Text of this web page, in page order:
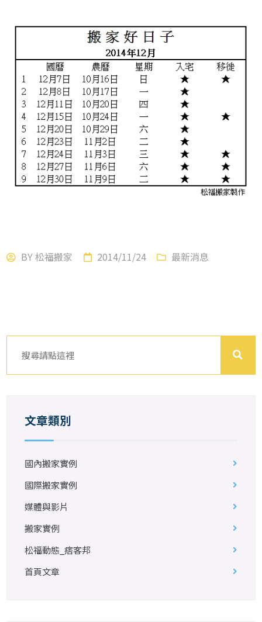
BY松福搬家 2014/11/24 最新消息
文章類別
國內搬家實例
國際搬家實例
媒體與影片
搬家實例
松福動態_痞客邦
首頁文章